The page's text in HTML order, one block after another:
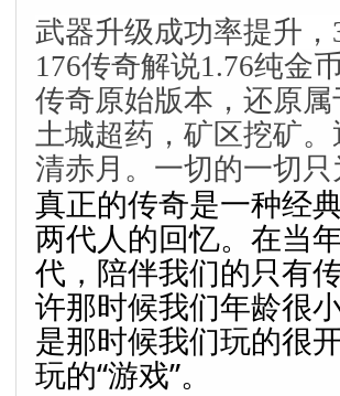
武器升级成功率提升
176传奇解说1.76纯金
传奇原始版本，还原
土城超药，矿区挖矿
清赤月。一切的一切
真正的传奇是一种经
两代人的回忆。在当
代，陪伴我们的只有
许那时候我们年龄很
是那时候我们玩的很
玩的“游戏”。